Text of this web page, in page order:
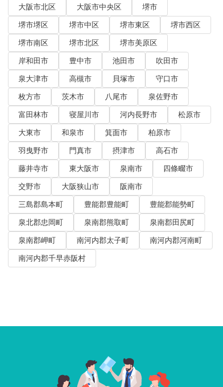
大阪市北区
大阪市中央区
堺市
堺市堺区
堺市中区 堺市東区
堺市西区
堺市南区
堺市北区
堺市美原区
岸和田市
豊中市 池田市
吹田市
泉大津市
高槻市 貝塚市
守口市
枚方市
茨木市 八尾市
泉佐野市
富田林市
寝屋川市 河内長野市
松原市
大東市
和泉市 箕面市
柏原市
羽曳野市
門真市 摂津市
高石市
藤井寺市
東大阪市 泉南市
四條畷市
交野市
大阪狭山市
阪南市
三島郡島本町
豊能郡豊能町
豊能郡能勢町
泉北郡忠岡町
泉南郡熊取町
泉南郡田尻町
泉南郡岬町
南河内郡太子町
南河内郡河南町
南河内郡千早赤阪村